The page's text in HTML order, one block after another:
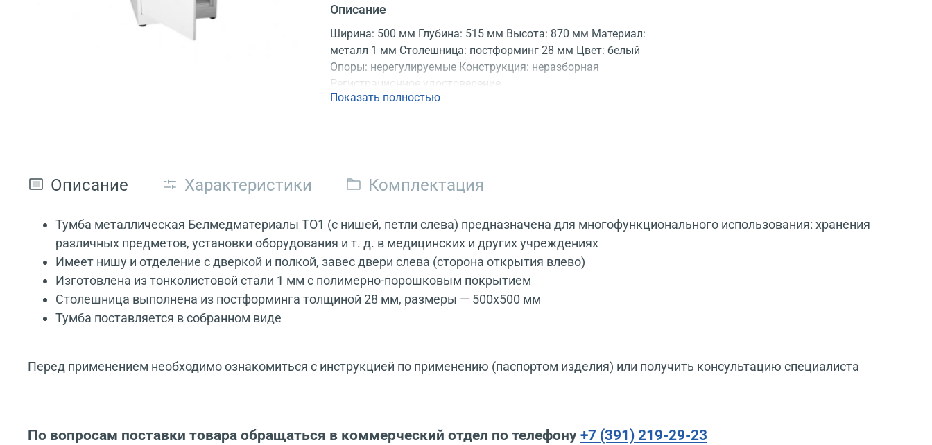
Описание
Ширина: 500 мм Глубина: 515 мм Высота: 870 мм Материал:
металл 1 мм Столешница: постформинг 28 мм Цвет: белый
Опоры: нерегулируемые Конструкция: неразборная
Регистрационное удостоверение
Показать полностью
Описание Характеристики Комплектация
Тумба металлическая Белмедматериалы ТО1 (с нишей, петли слева) предназначена для многофункционального использования: хранения
различных предметов, установки оборудования и т. д. в медицинских и других учреждениях
Имеет нишу и отделение с дверкой и полкой, завес двери слева (сторона открытия влево)
Изготовлена из тонколистовой стали 1 мм с полимерно-порошковым покрытием
Столешница выполнена из постформинга толщиной 28 мм, размеры — 500x500 мм
Тумба поставляется в собранном виде
Перед применением необходимо ознакомиться с инструкцией по применению (паспортом изделия) или получить консультацию специалиста
По вопросам поставки товара обращаться в коммерческий отдел по телефону +7 (391) 219-29-23